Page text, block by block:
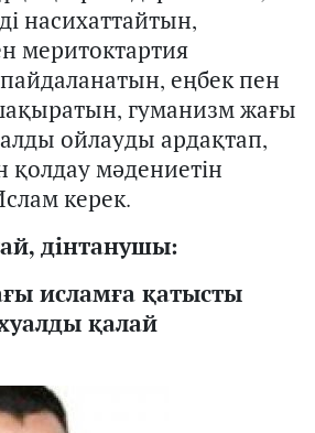
насихаттайтын,
меритоктартия
пайдаланатын, еңбек пен
гуманизм жағы
ойлауды ардақтап,
қолдаумәдениетін
керек.
дінтанушы:
исламға қатысты
қалай